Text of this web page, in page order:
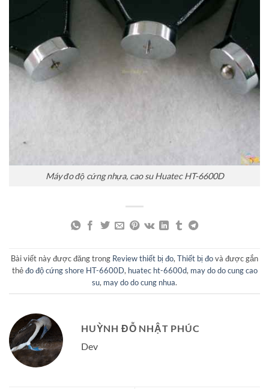
Máy đo độ cứng nhựa, cao su Huatec HT-6600D
Bài viết này được đăng trong Review thiết bị đo, Thiết bị đovà được gắn
thẻđo độ cứng shore HT-6600D, huatec ht-6600d, may do do cung cao
su, may do do cung nhua.
HUỲNH ĐỖ NHẬT PHÚC
Dev